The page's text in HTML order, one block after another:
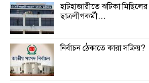
হাটহাজারীতে ঝটিকা মিছিলের
ছাত্রলীগকর্মী…
নির্বাচন ঠেকাতে কারা সক্রিয়?